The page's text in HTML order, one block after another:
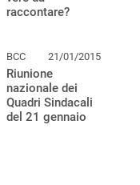
raccontare?
BCC 21/01/2015
Riunione
nazionale dei
Quadri Sindacali
del 21 gennaio